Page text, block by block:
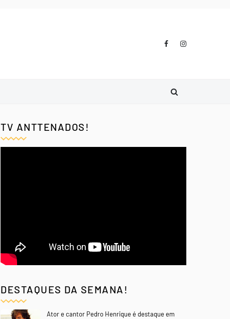
TV ANTTENADOS!
DESTAQUES DA SEMANA!
Ator e cantor Pedro Henrique é destaque em